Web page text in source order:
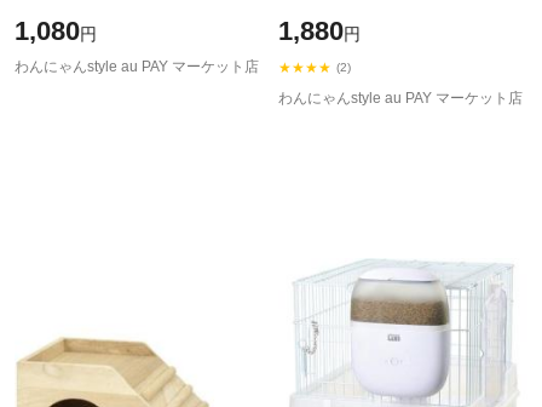
1,080円
わんにゃんstyle au PAY マーケット店
1,880円
★★★★ (2)
わんにゃんstyle au PAY マーケット店